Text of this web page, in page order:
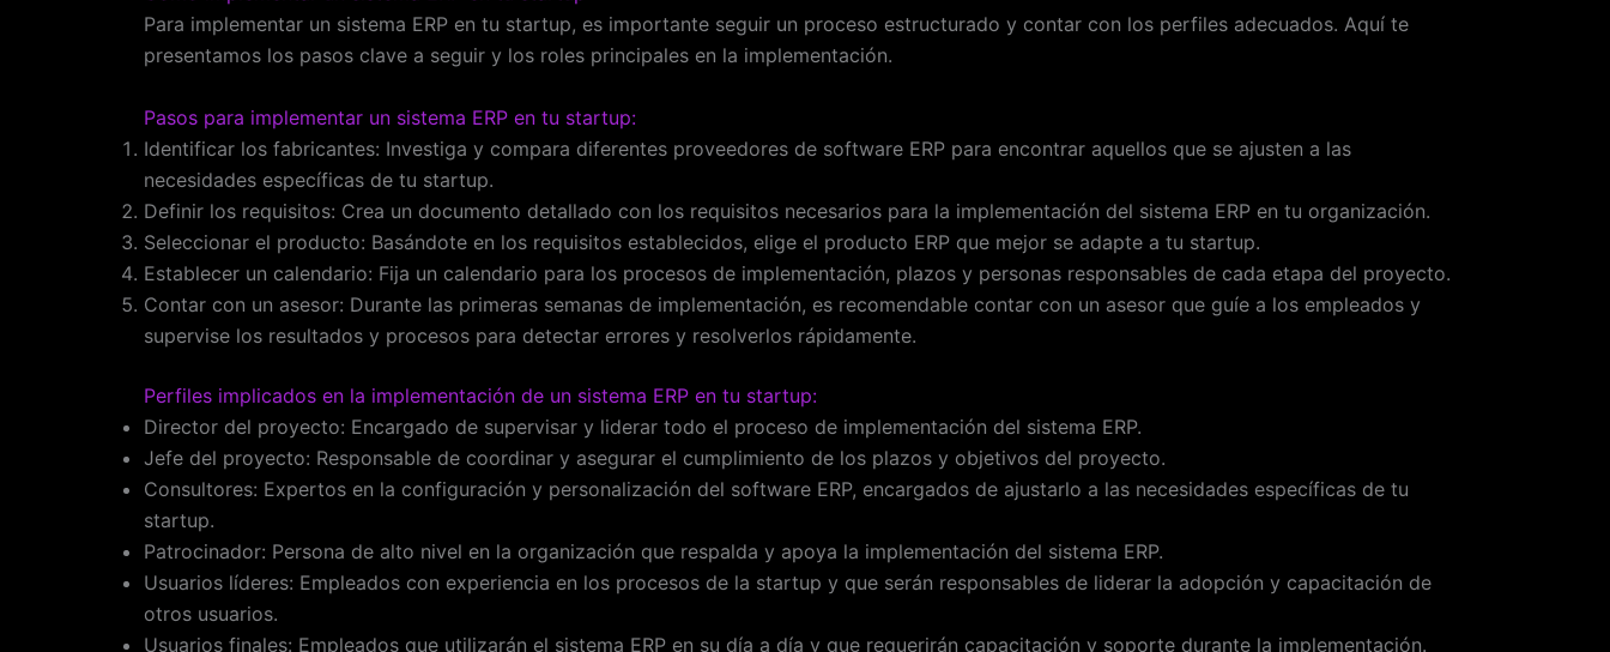
Para implementar un sistema ERP en tu startup, es importante seguir un proceso estructurado y contar con los perfiles adecuados. Aquí te
presentamos los pasos clave a seguir y los roles principales en la implementación.
Pasos para implementar un sistema ERP en tu startup:
Identificar los fabricantes: Investiga y compara diferentes proveedores de software ERP para encontrar aquellos que se ajusten a las
necesidades específicas de tu startup.
Definir los requisitos: Crea un documento detallado con los requisitos necesarios para la implementación del sistema ERP en tu organización.
Seleccionar el producto: Basándote en los requisitos establecidos, elige el producto ERP que mejor se adapte a tu startup.
Establecer un calendario: Fija un calendario para los procesos de implementación, plazos y personas responsables de cada etapa del proyecto.
Contar con un asesor: Durante las primeras semanas de implementación, es recomendable contar con un asesor que guíe a los empleados y
supervise los resultados y procesos para detectar errores y resolverlos rápidamente.
Perfiles implicados en la implementación de un sistema ERP en tu startup:
Director del proyecto: Encargado de supervisar y liderar todo el proceso de implementación del sistema ERP.
Jefe del proyecto: Responsable de coordinar y asegurar el cumplimiento de los plazos y objetivos del proyecto.
Consultores: Expertos en la configuración y personalización del software ERP, encargados de ajustarlo a las necesidades específicas de tu
startup.
Patrocinador: Persona de alto nivel en la organización que respalda y apoya la implementación del sistema ERP.
Usuarios líderes: Empleados con experiencia en los procesos de la startup y que serán responsables de liderar la adopción y capacitación de
otros usuarios.
Usuarios finales: Empleados que utilizarán el sistema ERP en su día a día y que requerirán capacitación y soporte durante la implementación.